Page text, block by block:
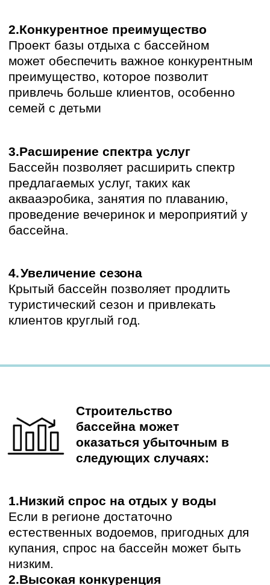
низким.
2.Высокая конкуренция
Если в регионе уже есть много баз
отдыха с бассейнами, привлечь
достаточно клиентов может быть
сложно.
3.Неправильное проектирование и
строительство
Ошибки в строительстве и
эксплуатацию и ремонт, а также к
недовольству клиентов.
4.Неэффективное управление
Неправильное управление бассейном
(недостаточная очистка воды,
отсутствие квалифицированного
персонала) может привести к проблемам
с санитарным состоянием и
Открытый или крытый
бассейн: